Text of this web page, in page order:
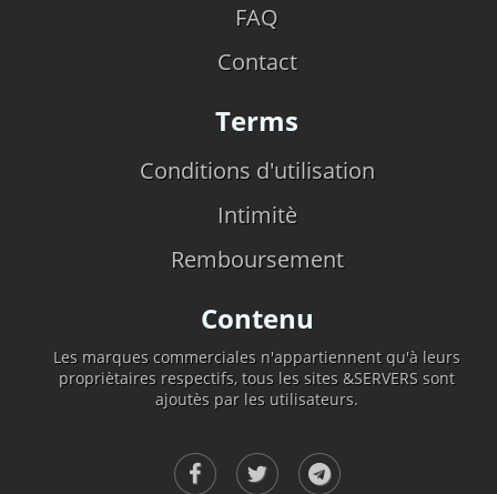
FAQ
Contact
Terms
Conditions d'utilisation
Intimitè
Remboursement
Contenu
Les marques commerciales n'appartiennent qu'à leurs
propriètaires respectifs, tous les sites &SERVERS sont
ajoutès par les utilisateurs.